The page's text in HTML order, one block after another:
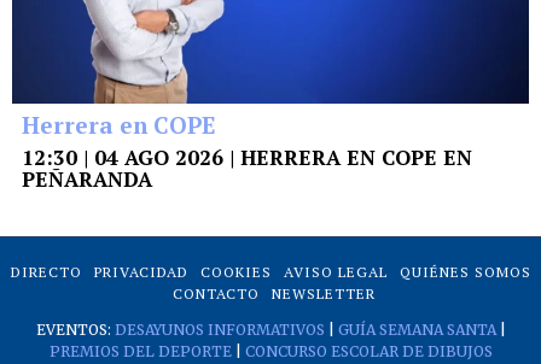
Herrera en COPE
12:30 | 04 AGO 2026 | HERRERA EN COPE EN
PEÑARANDA
DIRECTO PRIVACIDAD COOKIES AVISO LEGAL
QUIÉNES SOMOS
CONTACTO
NEWSLETTER
EVENTOS: DESAYUNOS INFORMATIVOS GUÍA SEMANA SANTA|
PREMIOS DEL DEPORTE| CONCURSO ESCOLAR DE DIBUJOS